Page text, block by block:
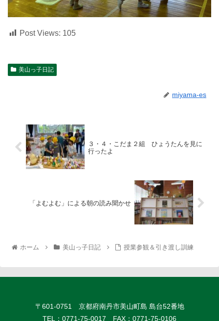
Post Views: 105
美山っ子日記
miyama-es
３・４・こだま２組 ひょうたんを見に
行ったよ
「よむよむ」による朝の読み聞かせ
ホーム 美山っ子日記 授業参観＆引き渡し訓練
〒601-0751 京都府南丹市美山町島 島台52番地
TEL：0771-75-0017 FAX：0771-75-0106